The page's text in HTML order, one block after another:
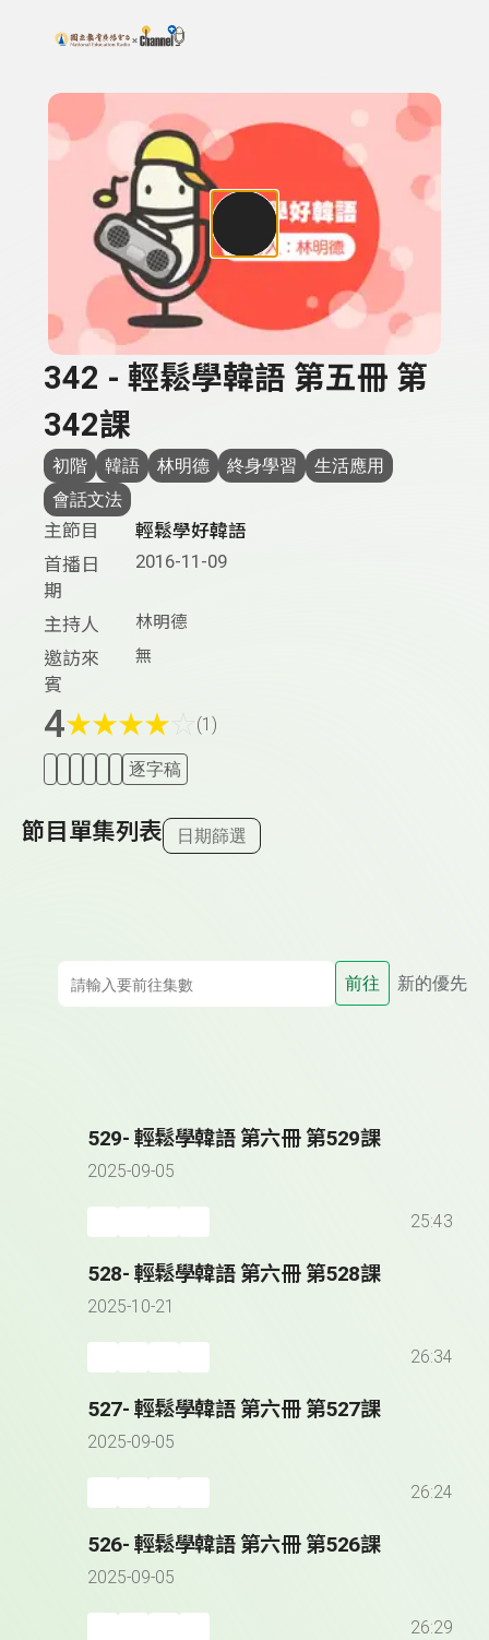
上方功能區塊
搜尋關鍵字：可輸入節目名稱、主持人或關鍵字
342 - 輕鬆學韓語 第五冊 第
342課
初階 韓語 林明德 終身學習
生活應用
會話文法
主節目
輕鬆學好韓語
首播日
期
2016-11-09
主持人 林明德
邀訪來
賓
無
4★★★★ (1)
逐字稿
節目單集列表 日期篩選
前往 新的優先
529- 輕鬆學韓語 第六冊 第529課
2025-09-05
25:43
528- 輕鬆學韓語 第六冊 第528課
2025-10-21
26:34
527- 輕鬆學韓語 第六冊 第527課
2025-09-05
26:24
526- 輕鬆學韓語 第六冊 第526課
2025-09-05
26:29